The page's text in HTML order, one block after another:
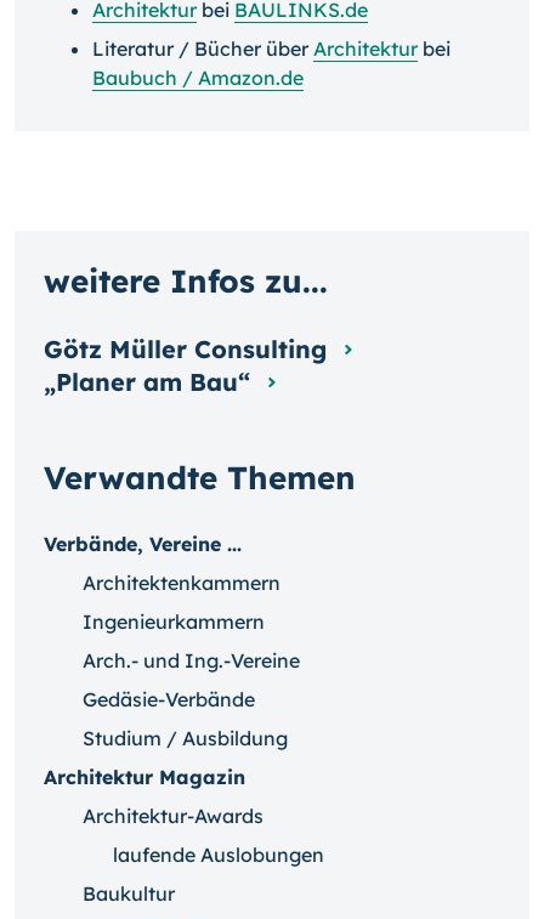
Architekturbei BAULINKS.de
Literatur / Bücher überArchitekturbei
Baubuch / Amazon.de
Verwandte Themen
Verbände, Vereine ...
Architektenkammern
Ingenieurkammern
Arch.- und Ing.-Vereine
Gedäsie-Verbände
Studium / Ausbildung
Architektur Magazin
Architektur-Awards
laufende Auslobungen
Baukultur
weitere Infos zu...
Götz Müller Consulting
„Planer am Bau“